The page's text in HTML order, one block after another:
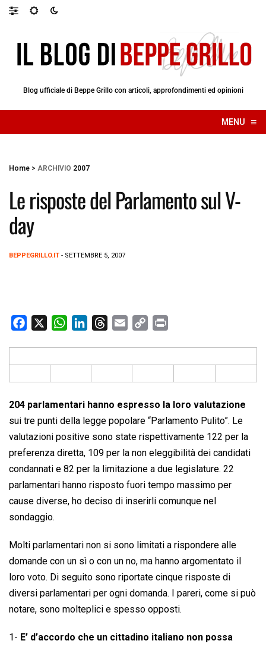
Blog ufficiale di Beppe Grillo con articoli, approfondimenti ed opinioni
MENU ≡
☰
Home > ARCHIVIO 2007
Le risposte del Parlamento sul V-
day
BEPPEGRILLO.IT - SETTEMBRE 5, 2007
b
o
k
W
s
A
p
e
d
a
d
l
L
n
t
204 parlamentari hanno espresso la loro valutazione
sui tre punti della legge popolare “Parlamento Pulito”. Le
valutazioni positive sono state rispettivamente 122 per la
preferenza diretta, 109 per la non eleggibilità dei candidati
condannati e 82 per la limitazione a due legislature. 22
parlamentari hanno risposto fuori tempo massimo per
cause diverse, ho deciso di inserirli comunque nel
sondaggio.
Molti parlamentari non si sono limitati a rispondere alle
domande con un sì o con un no, ma hanno argomentato il
loro voto. Di seguito sono riportate cinque risposte di
diversi parlamentari per ogni domanda. I pareri, come si può
notare, sono molteplici e spesso opposti.
1- E’ d’accordo che un cittadino italiano non possa